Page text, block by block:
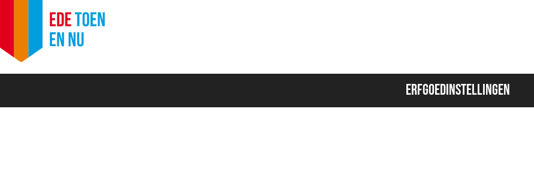
inhoud
ERFGOEDINSTELLINGEN